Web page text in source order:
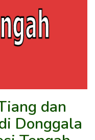
dan
Donggala